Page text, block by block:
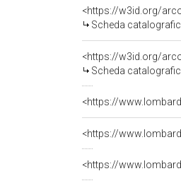
<https://w3id.org/
Scheda
<https://w3id.org/
Scheda
<https://